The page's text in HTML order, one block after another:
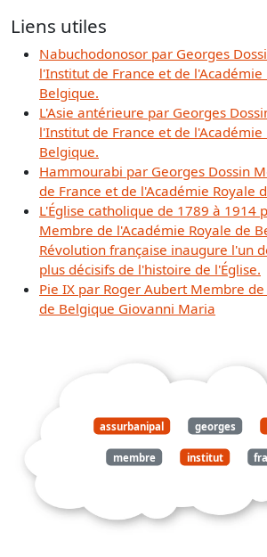
Liens utiles
Nabuchodonosor par Georges
l'Institut de France et de l'Académie
Belgique.
L'Asie antérieure par Georges
l'Institut de France et de l'Académie
Belgique.
Hammourabi par Georges Dossin
de France et de l'Académie Royale
L'Église catholique de 1789 à 1914
Membre de l'Académie Royale de
Révolution française inaugure l'un
plus décisifs de l'histoire de l'Église.
Pie IX par Roger Aubert Membre
de Belgique Giovanni Maria
assurbanipal georges
membre institut